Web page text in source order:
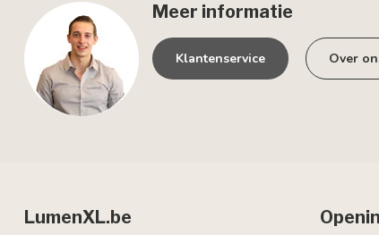
Meer informatie
Klantenservice Over
LumenXL.be